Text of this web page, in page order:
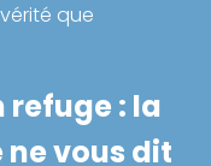
que
refuge : la
vous dit